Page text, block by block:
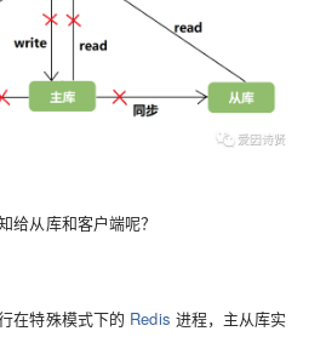
给从库和客户端呢？
在特殊模式下的 Redis 进程，主从库实